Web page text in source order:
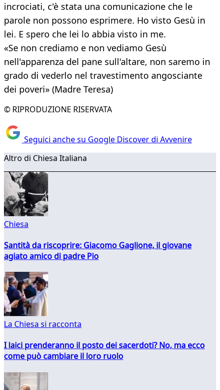
incrociati, c'è stata una comunicazione che le
parole non possono esprimere. Ho visto Gesù in
lei. E spero che lei lo abbia visto in me.
«Se non crediamo e non vediamo Gesù
nell'apparenza del pane sull'altare, non saremo in
grado di vederlo nel travestimento angosciante
dei poveri» (Madre Teresa)
© RIPRODUZIONE RISERVATA
Seguici anche su Google Discover di Avvenire
Altro di Chiesa Italiana
Chiesa
Santità da riscoprire: Giacomo Gaglione, il giovane
agiato amico di padre Pio
La Chiesa si racconta
I laici prenderanno il posto dei sacerdoti? No, ma ecco
come può cambiare il loro ruolo